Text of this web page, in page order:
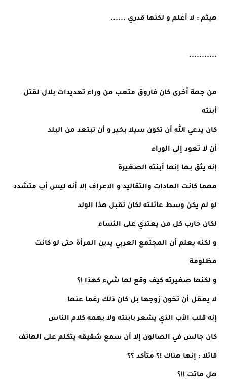
هيثم : لا أعلم و لكنها قدري ......
...........
من جهة أخرى كان فاروق متعب من وراء تهديدات بلال لقتل
أبنته
كان يدعي الله أن تكون سيلا بخير و أن تبتعد من البلد
أن لا تعود إلى الوراء
إنه يثق بها إنها أبنته الصغيرة
مهما كانت العادات والتقاليد و الاعراف إلا أنه ليس أب متشدد
لو لم يكن وسط عائلته لكان تقبل هذا الولد
لكان حارب كل من يعتدي على النساء
و لكنه يعلم أن المجتمع العربي يدين المرأة حتى لو كانت
مظلومة
و لكنها صغيرته كيف وقع لها شيء كهذا !؟
لا يعقل أن تخون زوجها بل كان ذلك رغما عنها
إنه قلب الأب الذي يشعر بابنته ولا يهمه كلام الناس
كان جالس في الصالون إلا أن سمع شقيقه يتكلم على الهاتف
قائلا : إنها هناك !؟ متأكد ؟؟
هل ماتت !!؟